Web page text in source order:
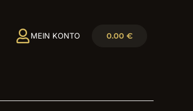
MEIN KONTO 0.00 €